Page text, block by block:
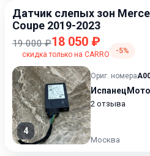
Датчик слепых зон
Coupe 2019-2023
19 000 ₽18 050 ₽
скидка только на CARRO -5%
4
Ориг. номера
2 отзыва
Москва